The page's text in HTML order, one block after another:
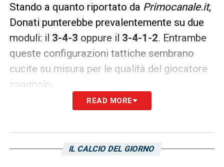
Stando a quanto riportato da Primocanale.it,
Donati punterebbe prevalentemente su due
moduli: il 3-4-3 oppure il 3-4-1-2. Entrambe
queste configurazioni tattiche sembrano
cucite su misura per le qualità del giocatore
spagnolo.
, Pedrola troverebbe la sua
sua velocità e la sua abilità nel dribbling per
READ MORE
IL CALCIO DEL GIORNO